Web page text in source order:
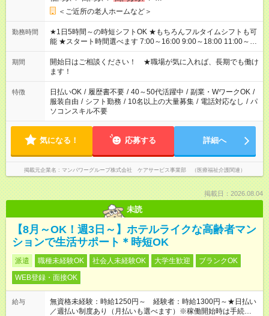
＜ご近所の老人ホームなど＞
勤務時間
★1日5時間～の時短シフトOK ★もちろんフルタイムシフトも可
能 ★スタート時間選べます 7:00～16:00 9:00～18:00 11:00～
20:00 など 残業なし！ ※Wワークの場合、他のお仕事と合わせ
週40時間超の就業はご案内できません ※法令に基づき、週20時
間以上勤務は社会保険への加入対象となります ※労働者派遣法
（日雇い派遣の原則禁止）により、短時間・短期間の就業はご
案内が難しい場合があります
期間
開始日はご相談ください！ ★職場が気に入れば、長期でも働け
ます！
特徴 日払いOK / 履歴書不要 / 40～50代活躍中 / 副業・WワークOK /
服装自由 / シフト勤務 / 10名以上の大量募集 / 電話対応なし / パ
ソコンスキル不要
気になる！ 応募する 詳細へ
掲載元企業名 マンパワーグループ株式会社 ケアサービス事業部 （医療福祉介護関連）
掲載日：2026.08.04
未読
【8月～OK！週3日～】ホテルライクな高齢者マン
ションで生活サポート＊時短OK
派遣 職種未経験OK 社会人未経験OK 大学生歓迎
ブランクOK
WEB登録・面接OK
給与
無資格未経験：時給1250円～ 経験者：時給1300円～★日払い
／週払い制度あり（月払いも選べます）※稼働開始時は手続き完